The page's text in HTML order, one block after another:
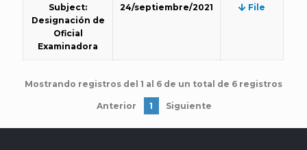
Subject:
Designación de
Oficial
Examinadora
24/septiembre/2021 File
Mostrando registros del 1 al 6 de un total de 6 registros
Anterior 1 Siguiente